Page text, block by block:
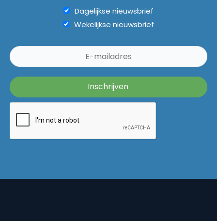
Dagelijkse nieuwsbrief
Wekelijkse nieuwsbrief